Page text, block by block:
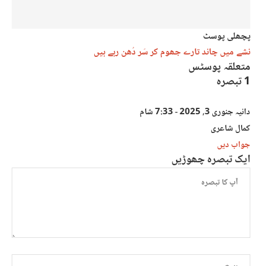
پچھلی پوسٹ
نشے میں چاند تارے جھوم کر سَر دُھن رہے ہیں
متعلقہ پوسٹس
1 تبصرہ
دانیہجنوری 3, 2025 - 7:33 شام
کمال شاعری
جواب دیں
ایک تبصرہ چھوڑیں